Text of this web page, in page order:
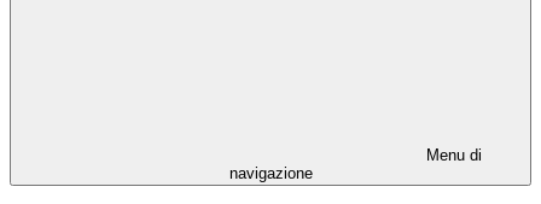
Menu di
navigazione